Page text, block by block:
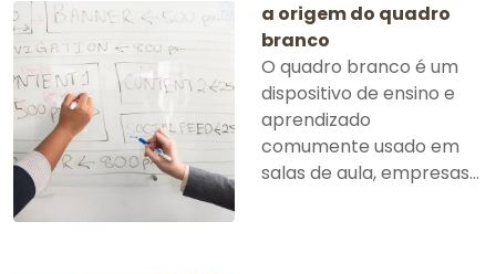
a origem do quadro
branco
O quadro branco é um
dispositivo de ensino e
aprendizado
comumente usado em
salas de aula, empresas...